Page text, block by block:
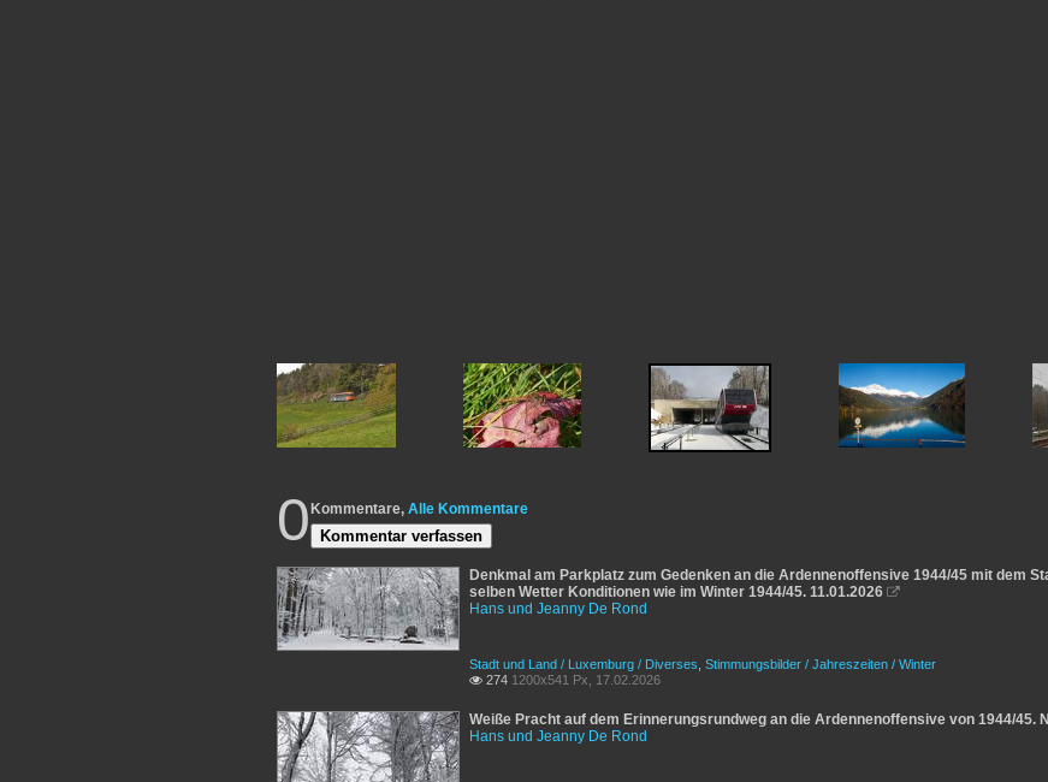
0 Kommentare, Alle Kommentare
Kommentar verfassen
Denkmal am Parkplatz zum Gedenken an die Ardennenoffensive 1944/45 mit dem
selben Wetter Konditionen wie im Winter 1944/45. 11.01.2026 
Hans und Jeanny De Rond
Stadt und Land / Luxemburg / Diverses Stimmungsbilder / Jahreszeiten / Winter
 274 1200x541 Px, 17.02.2026
Weiße Pracht auf dem Erinnerungsrundweg an die Ardennenoffensive von 1944/45.
Hans und Jeanny De Rond